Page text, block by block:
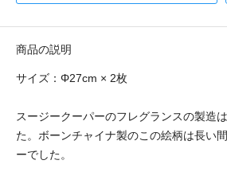
商品の説明
サイズ：Φ27cm × 2枚
スージークーパーのフレグランスの製造
た。ボーンチャイナ製のこの絵柄は長い
ーでした。